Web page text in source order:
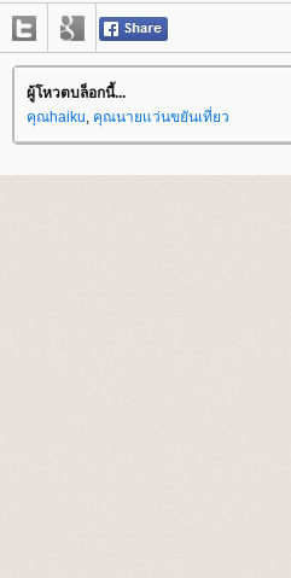
ผู้โหวตบล็อกนี้...
คุณhaiku, คุณนายแว่นขยันเที่ยว